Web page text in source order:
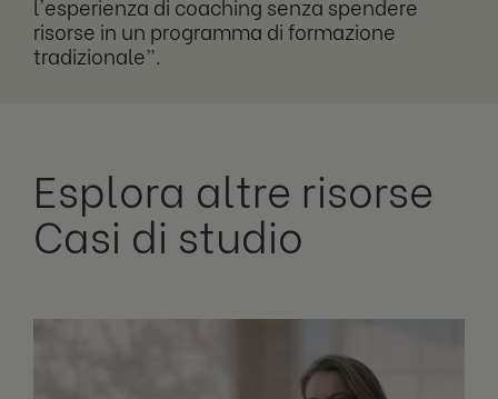
l'esperienza di coaching senza spendere
risorse in un programma di formazione
tradizionale”.
Esplora altre risorse
Casi di studio